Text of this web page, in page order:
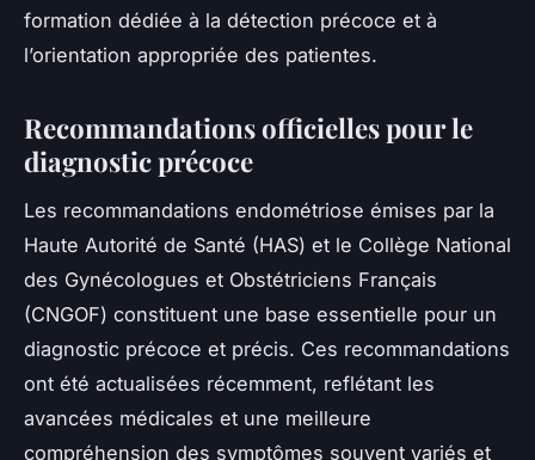
formation dédiée à la détection précoce et à
l’orientation appropriée des patientes.
Recommandations officielles pour le
diagnostic précoce
Les recommandations endométriose émises par la
Haute Autorité de Santé (HAS) et le Collège National
des Gynécologues et Obstétriciens Français
(CNGOF) constituent une base essentielle pour un
diagnostic précoce et précis. Ces recommandations
ont été actualisées récemment, reflétant les
avancées médicales et une meilleure
compréhension des symptômes souvent variés et